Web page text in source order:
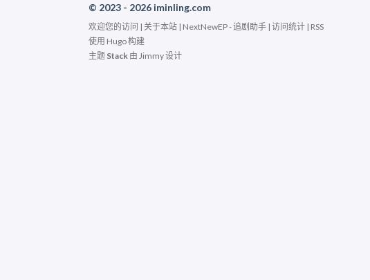
© 2023 - 2026 iminling.com
欢迎您的访问 | 关于本站 | NextNewEP - 追剧助手 | 访问统计 | RSS
使用 Hugo构建
主题 Stack 由 Jimmy设计